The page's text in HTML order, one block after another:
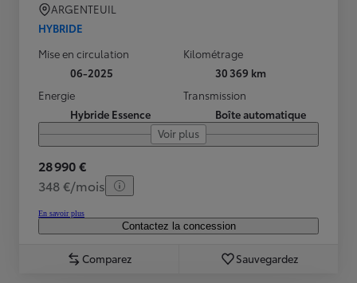
ARGENTEUIL
HYBRIDE
Mise en circulation
06-2025
Kilométrage
30 369 km
Energie
Hybride Essence
Transmission
Boîte automatique
Voir plus
28 990 €
348 €/mois
En savoir plus
Contactez la concession
Comparez Sauvegardez